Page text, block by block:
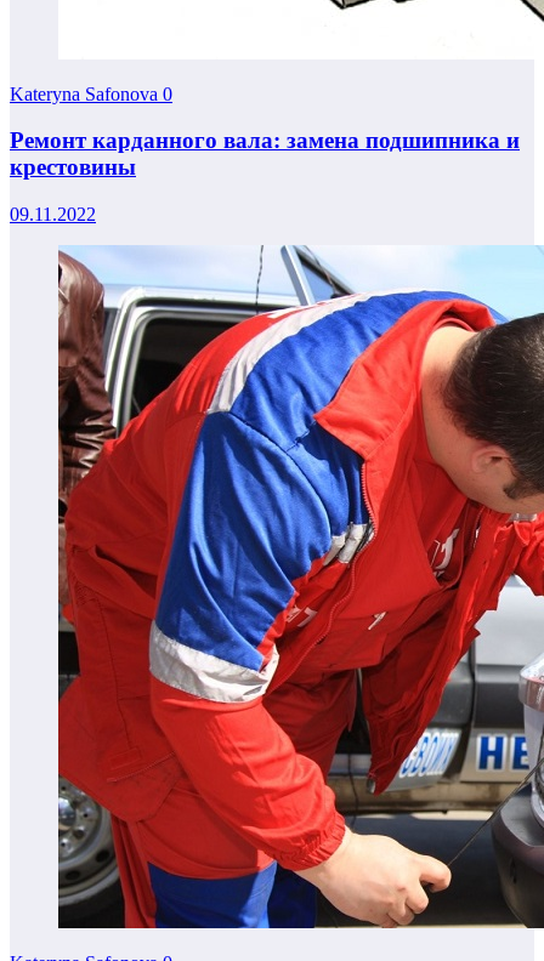
Kateryna Safonova 0
Ремонт карданного вала: замена подшипника и
крестовины
09.11.2022